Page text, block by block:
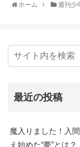
ホーム 週刊少
最近の投稿
魔入りました！入
え始めた“夢”とは？